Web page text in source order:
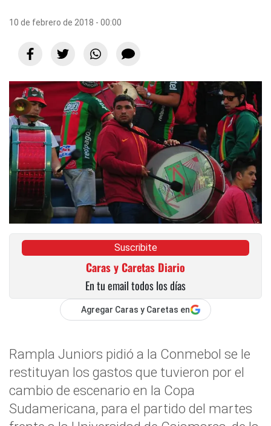
10 de febrero de 2018 - 00:00
Suscribite
Caras y Caretas Diario
En tu email todos los días
Agregar Caras y Caretas en
Rampla Juniors pidió a la Conmebol se le
restituyan los gastos que tuvieron por el
cambio de escenario en la Copa
Sudamericana, para el partido del martes